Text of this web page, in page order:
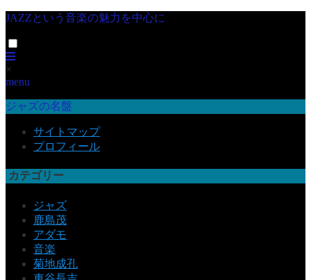
JAZZという音楽の魅力を中心に
×
menu
ジャズの名盤
サイトマップ
プロフィール
カテゴリー
ジャズ
鹿島茂
アダモ
音楽
菊地成孔